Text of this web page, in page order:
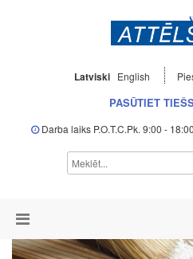
Latviski English
PASŪTIET
Darba laiks P.O.T.C.Pk. 9:00 -